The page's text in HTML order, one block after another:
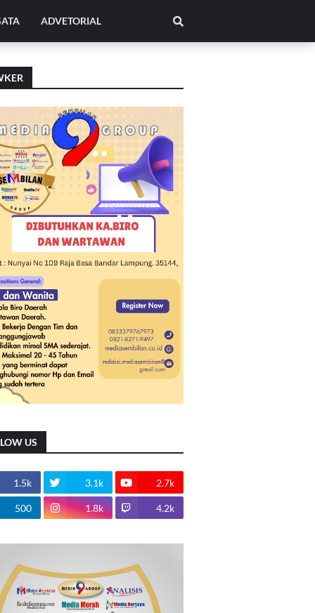
ADVETORIAL
US
1.5k 3.1k 2.7k
500 1.8k 4.2k